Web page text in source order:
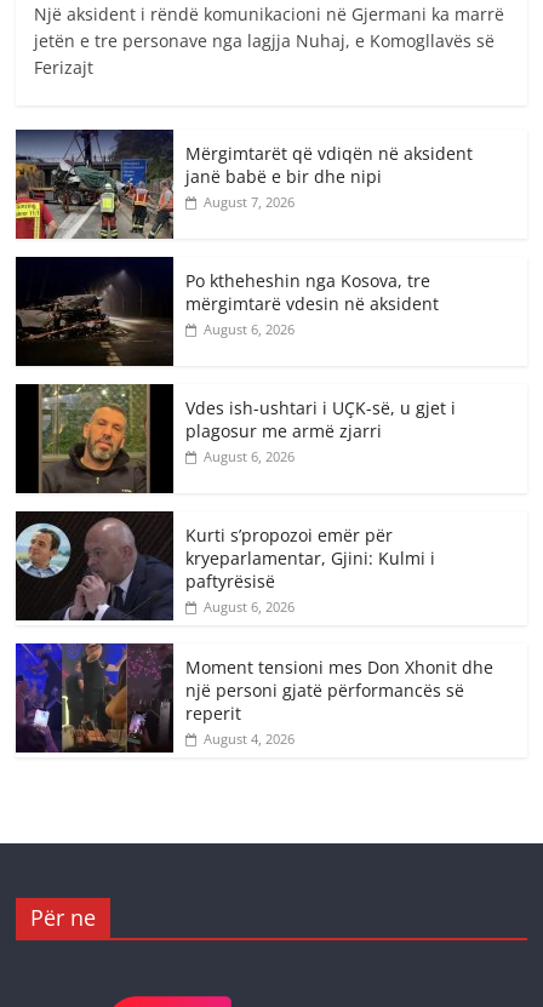
Një aksident i rëndë komunikacioni në Gjermani ka marrë
jetën e tre personave nga lagjja Nuhaj, e Komogllavës së
Ferizajt
Mërgimtarët që vdiqën në aksident
janë babë e bir dhe nipi
August 7, 2026
Po ktheheshin nga Kosova, tre
mërgimtarë vdesin në aksident
August 6, 2026
Vdes ish-ushtari i UÇK-së, u gjet i
plagosur me armë zjarri
August 6, 2026
Kurti s’propozoi emër për
kryeparlamentar, Gjini: Kulmi i
paftyrësisë
August 6, 2026
Moment tensioni mes Don Xhonit dhe
një personi gjatë përformancës së
reperit
August 4, 2026
Për ne